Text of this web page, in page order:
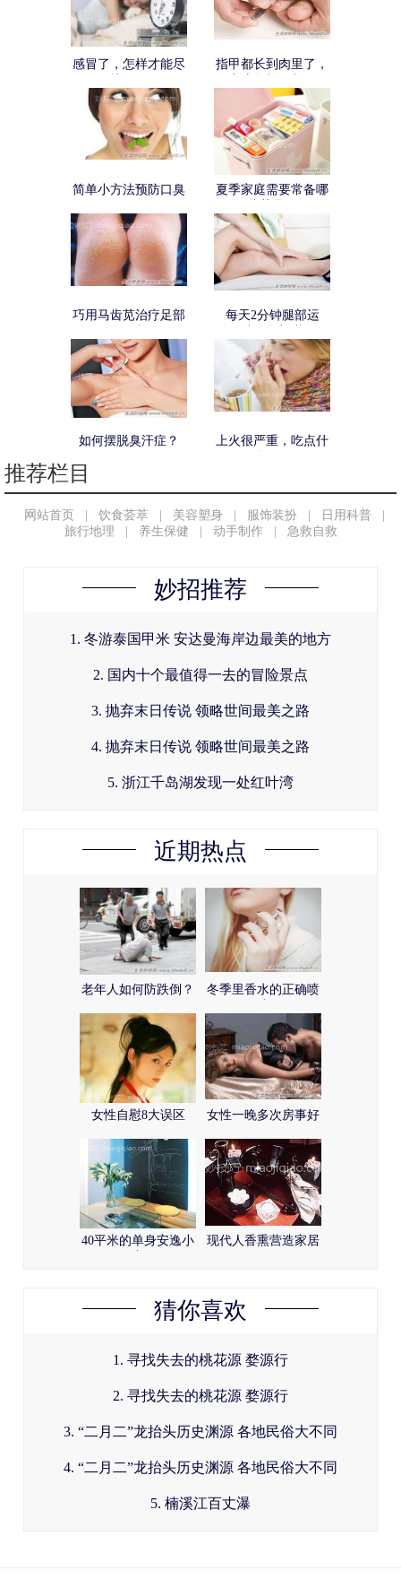
感冒了，怎样才能尽
指甲都长到肉里了，
简单小方法预防口臭
夏季家庭需要常备哪
巧用马齿苋治疗足部
每天2分钟腿部运
塞
如何摆脱臭汗症？
上火很严重，吃点什
推荐栏目
网站首页 | 饮食荟萃 | 美容塑身 | 服饰装扮 | 日用科普
|
旅行地理
| 养生保健 | 动手制作 | 急救自救
妙招推荐
1. 冬游泰国甲米 安达曼海岸边最美的地方
2. 国内十个最值得一去的冒险景点
3. 抛弃末日传说 领略世间最美之路
4. 抛弃末日传说 领略世间最美之路
5. 浙江千岛湖发现一处红叶湾
近期热点
老年人如何防跌倒？
冬季里香水的正确喷
女性自慰8大误区
女性一晚多次房事好
40平米的单身安逸小
现代人香熏营造家居
猜你喜欢
1. 寻找失去的桃花源 婺源行
2. 寻找失去的桃花源 婺源行
3. “二月二”龙抬头历史渊源 各地民俗大不同
4. “二月二”龙抬头历史渊源 各地民俗大不同
5. 楠溪江百丈瀑